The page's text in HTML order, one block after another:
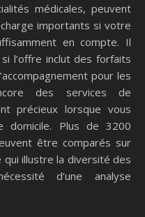
médicales, peuvent
importants si votre
en compte. Il
l’offre inclut des forfaits
pour les
des services de
précieux lorsque vous
domicile. Plus de 3200
être comparés sur
illustre la diversité des
d’une analyse